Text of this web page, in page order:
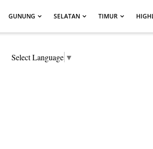
GUNUNG SELATAN TIMUR
Select Language ▼